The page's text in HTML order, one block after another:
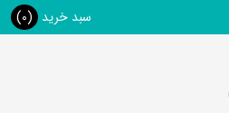
سبد خرید (0)